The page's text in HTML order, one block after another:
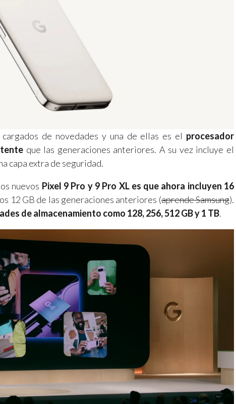
de novedades y una de ellas es el procesador
que las generaciones anteriores. A su vez incluye el
capa extra de seguridad.
nuevos Pixel 9 Pro y 9 Pro XL es que ahora incluyen 16
12 GB de las generaciones anteriores (aprende Samsung).
de almacenamiento como 128, 256, 512 GB y 1 TB.